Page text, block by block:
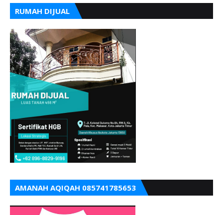
RUMAH DIJUAL
AMANAH AQIQAH 085741785653